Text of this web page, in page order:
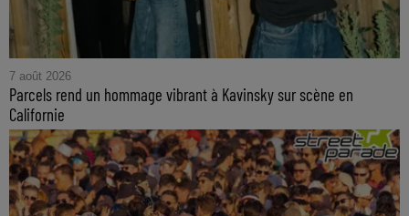
7 août 2026
Parcels rend un hommage vibrant à Kavinsky sur scène en
Californie